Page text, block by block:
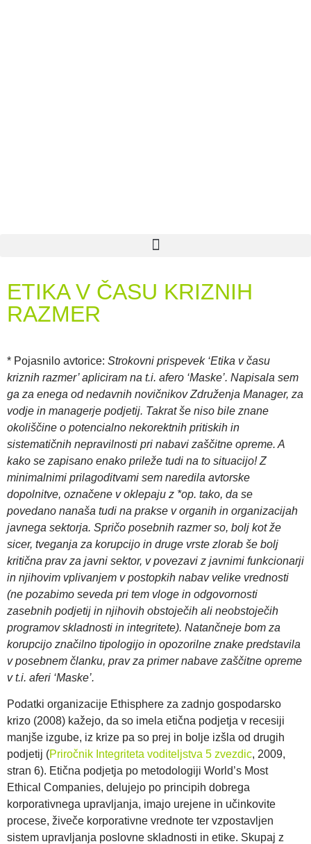
ETIKA V ČASU KRIZNIH
RAZMER
* Pojasnilo avtorice: Strokovni prispevek ‘Etika v času
kriznih razmer’ apliciram na t.i. afero ‘Maske’. Napisala sem
ga za enega od nedavnih novičnikov Združenja Manager, za
vodje in managerje podjetij. Takrat še niso bile znane
okoliščine o potencialno nekorektnih pritiskih in
sistematičnih nepravilnosti pri nabavi zaščitne opreme. A
kako se zapisano enako prileže tudi na to situacijo! Z
minimalnimi prilagoditvami sem naredila avtorske
dopolnitve, označene v oklepaju z *op. tako, da se
povedano nanaša tudi na prakse v organih in organizacijah
javnega sektorja. Spričo posebnih razmer so, bolj kot že
sicer, tveganja za korupcijo in druge vrste zlorab še bolj
kritična prav za javni sektor, v povezavi z javnimi funkcionarji
in njihovim vplivanjem v postopkih nabav velike vrednosti
(ne pozabimo seveda pri tem vloge in odgovornosti
zasebnih podjetij in njihovih obstoječih ali neobstoječih
programov skladnosti in integritete). Natančneje bom za
korupcijo značilno tipologijo in opozorilne znake predstavila
v posebnem članku, prav za primer nabave zaščitne opreme
v t.i. aferi ‘Maske’.
Podatki organizacije Ethisphere za zadnjo gospodarsko
krizo (2008) kažejo, da so imela etična podjetja v recesiji
manjše izgube, iz krize pa so prej in bolje izšla od drugih
podjetij (Priročnik Integriteta voditeljstva 5 zvezdic, 2009,
stran 6). Etična podjetja po metodologiji World’s Most
Ethical Companies, delujejo po principih dobrega
korporativnega upravljanja, imajo urejene in učinkovite
procese, živeče korporativne vrednote ter vzpostavljen
sistem upravljanja poslovne skladnosti in etike. Skupaj z